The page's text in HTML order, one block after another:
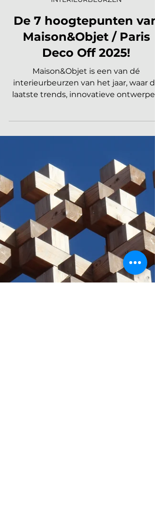
21 jan 2025
5 minuten om te lezen
INTERIEURBEURZEN
Maison&Objet / Paris
Deco Off 2025!
Maison&Objet is een van dé
interieurbeurzen van het jaar, waar de
laatste trends, innovatieve
en inspirerende ideeën...